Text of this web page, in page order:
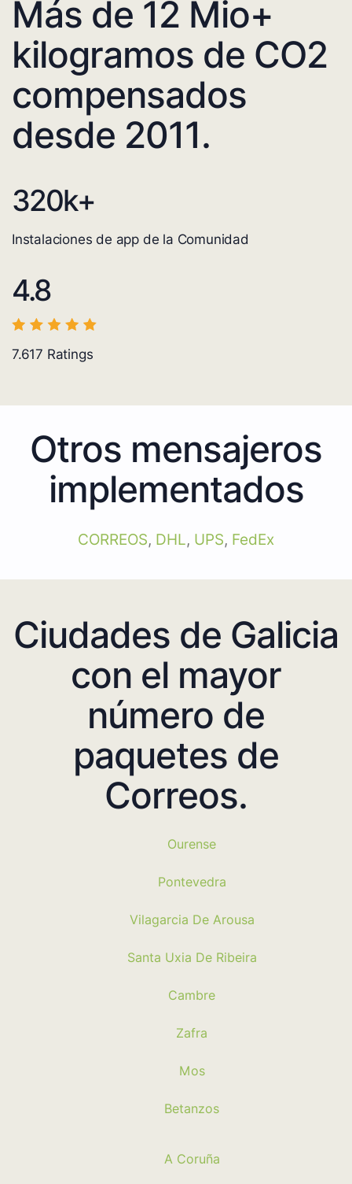
Más de 12 Mio+
kilogramos de CO2
compensados
desde 2011.
320k+
Instalaciones de app de la Comunidad
4.8
7.617 Ratings
Otros mensajeros
implementados
CORREOS, DHL, UPS, FedEx
Ciudades de Galicia
con el mayor
número de
paquetes de
Correos.
Ourense
Pontevedra
Vilagarcia De Arousa
Santa Uxia De Ribeira
Cambre
Zafra
Mos
Betanzos
A Coruña